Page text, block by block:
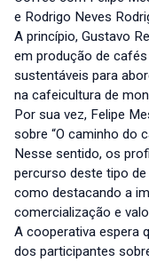
e Rodrigo Neves
A princípio, Gustavo
em produção de
sustentáveis para
na cafeicultura de
Por sua vez, Felipe
sobre “O caminho do
Nesse sentido, os
percurso deste tipo
como destacando a
comercialização e
A cooperativa espera
dos participantes